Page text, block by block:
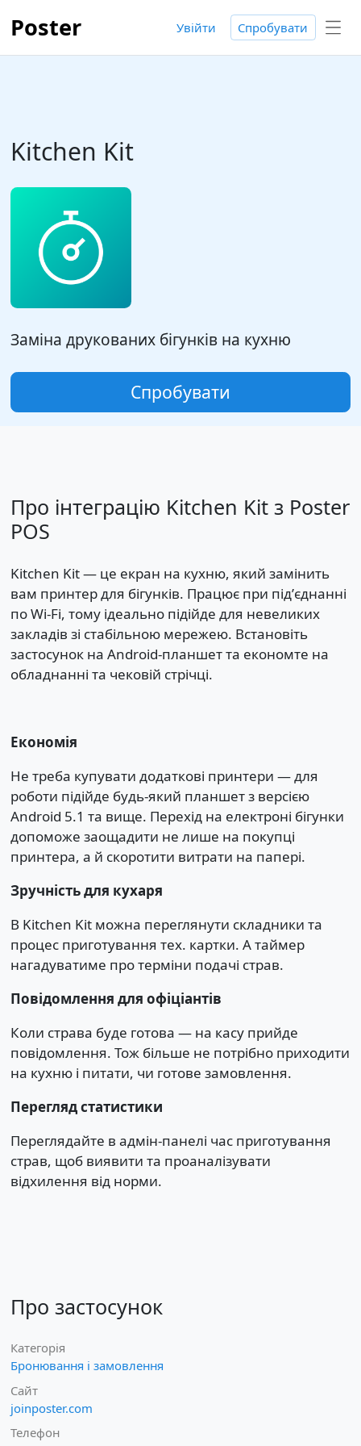
Poster Увійти Спробувати
Kitchen Kit
Заміна друкованих бігунків на кухню
Спробувати
Про інтеграцію Kitchen Kit з Poster
POS
Kitchen Kit — це екран на кухню, який замінить
вам принтер для бігунків. Працює при підʼєднанні
по Wi-Fi, тому ідеально підійде для невеликих
закладів зі стабільною мережею. Встановіть
застосунок на Android-планшет та економте на
обладнанні та чековій стрічці.
Економія
Не треба купувати додаткові принтери — для
роботи підійде будь-який планшет з версією
Android 5.1 та вище. Перехід на електроні бігунки
допоможе заощадити не лише на покупці
принтера, а й скоротити витрати на папері.
Зручність для кухаря
В Kitchen Kit можна переглянути складники та
процес приготування тех. картки. А таймер
нагадуватиме про терміни подачі страв.
Повідомлення для офіціантів
Коли страва буде готова — на касу прийде
повідомлення. Тож більше не потрібно приходити
на кухню і питати, чи готове замовлення.
Перегляд статистики
Переглядайте в адмін-панелі час приготування
страв, щоб виявити та проаналізувати
відхилення від норми.
Про застосунок
Категорія
Бронювання і замовлення
Сайт
joinposter.com
Телефон